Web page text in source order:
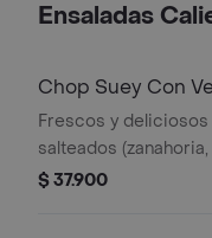
Ensaladas
Chop Suey Con
Frescos y deliciosos
salteados
cebolla, repollo,
$ 37.900